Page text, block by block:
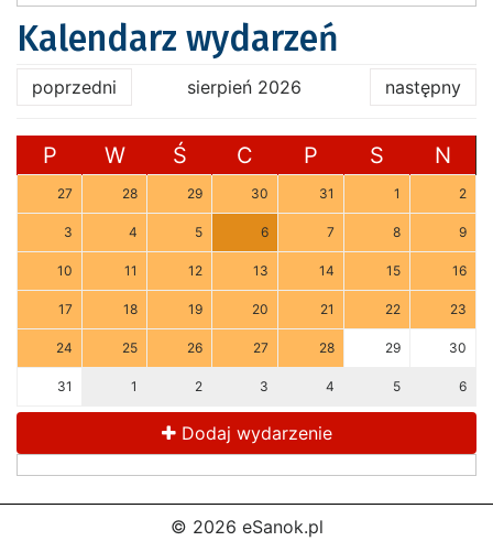
Kalendarz wydarzeń
poprzedni sierpień 2026 następny
P W Ś C P S N
27 28 29 30 31 1 2
3 4 5 6 7 8 9
10 11 12 13 14 15 16
17 18 19 20 21 22 23
24 25 26 27 28 29 30
31 1 2 3 4 5 6
Dodaj wydarzenie
© 2026 eSanok.pl